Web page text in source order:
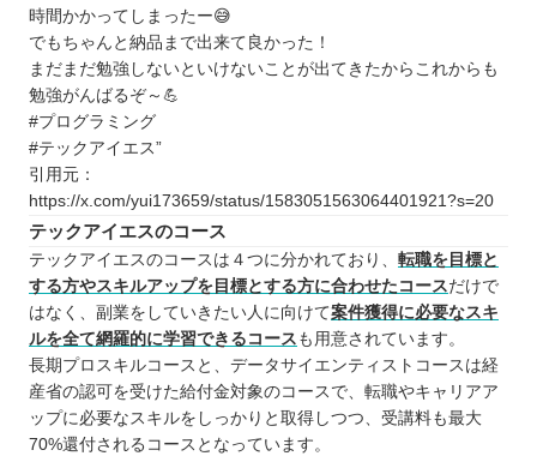
時間かかってしまったー😅
でもちゃんと納品まで出来て良かった！
まだまだ勉強しないといけないことが出てきたからこれからも
勉強がんばるぞ～💪
#プログラミング
#テックアイエス”
引用元：
https://x.com/yui173659/status/1583051563064401921?s=20
テックアイエスのコース
テックアイエスのコースは４つに分かれており、 転職を目標と
する方やスキルアップを目標とする方に合わせたコースだけで
はなく、副業をしていきたい人に向けて案件獲得に必要なスキ
ルを全て網羅的に学習できるコース も用意されています。
長期プロスキルコースと、データサイエンティストコースは経
産省の認可を受けた給付金対象のコースで、転職やキャリアア
ップに必要なスキルをしっかりと取得しつつ、受講料も最大
70%還付されるコースとなっています。